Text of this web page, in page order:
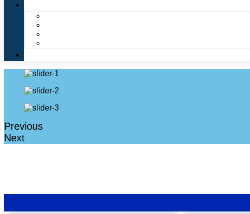
Previous
Next